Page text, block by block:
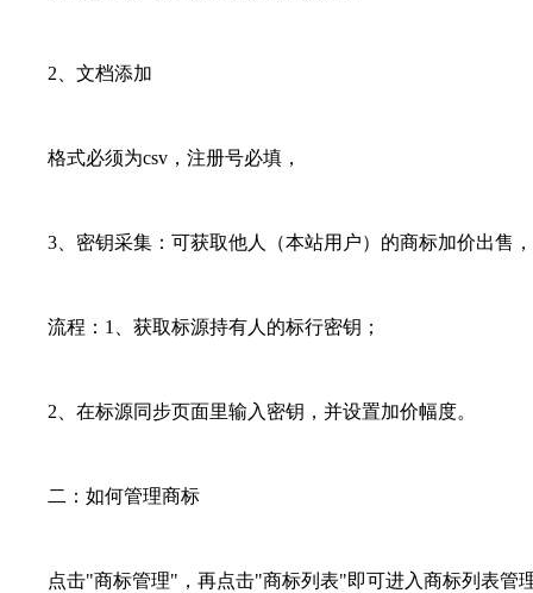
2、文档添加
格式必须为csv，注册号必填，
3、密钥采集：可获取他人（本站用户）的商标加价出售，
流程：1、获取标源持有人的标行密钥；
2、在标源同步页面里输入密钥，并设置加价幅度。
二：如何管理商标
点击"商标管理"，再点击"商标列表"即可进入商标列表管理